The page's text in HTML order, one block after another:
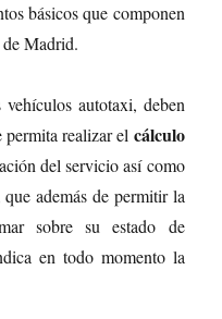
básicos que componen
Madrid.
autotaxi, deben
realizar el cálculo
del servicio así como
que además de permitir la
sobre su estado de
en todo momento la